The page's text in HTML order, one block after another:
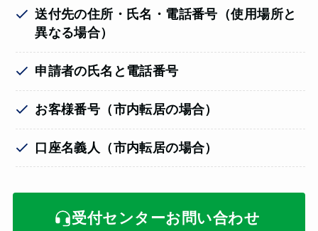
送付先の住所・氏名・電話番号（使用場所と
異なる場合）
申請者の氏名と電話番号
お客様番号（市内転居の場合）
口座名義人（市内転居の場合）
受付センターお問い合わせ